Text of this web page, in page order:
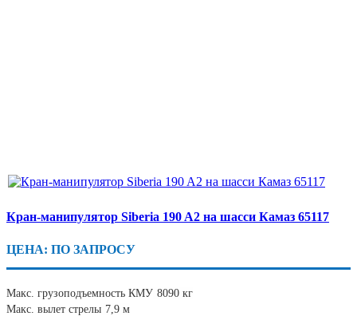
Кран-манипулятор Siberia 190 A2 на шасси Камаз 65117
ЦЕНА: ПО ЗАПРОСУ
Макс. грузоподъемность КМУ 8090 кг
Макс. вылет стрелы 7,9 м